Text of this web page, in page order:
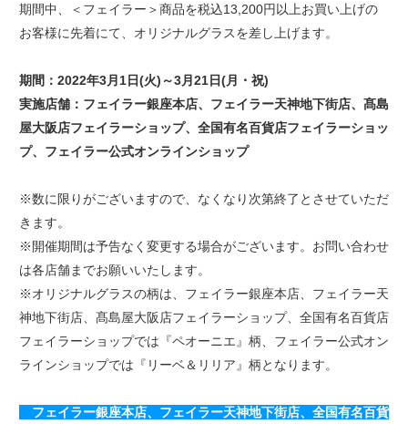
期間中、＜フェイラー＞商品を税込13,200円以上お買い上げの
お客様に先着にて、オリジナルグラスを差し上げます。
期間：2022年3月1日(火)～3月21日(月・祝)
実施店舗：フェイラー銀座本店、フェイラー天神地下街店、髙島
屋大阪店フェイラーショップ、全国有名百貨店フェイラーショッ
プ、フェイラー公式オンラインショップ
※数に限りがございますので、なくなり次第終了とさせていただ
きます。
※開催期間は予告なく変更する場合がございます。お問い合わせ
は各店舗までお願いいたします。
※オリジナルグラスの柄は、フェイラー銀座本店、フェイラー天
神地下街店、髙島屋大阪店フェイラーショップ、全国有名百貨店
フェイラーショップでは『ペオーニエ』柄、フェイラー公式オン
ラインショップでは『リーベ＆リリア』柄となります。
フェイラー銀座本店、フェイラー天神地下街店、全国有名百貨